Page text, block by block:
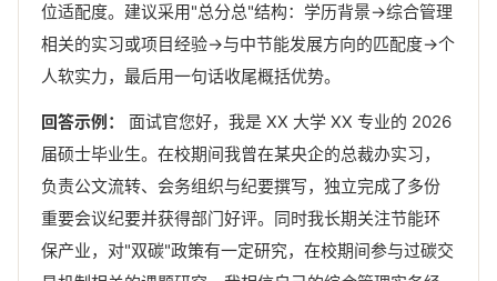
位适配度。建议采用"总分总"结构：学历背景→综合管理
相关的实习或项目经验→与中节能发展方向的匹配度→个
人软实力，最后用一句话收尾概括优势。
回答示例：
面试官您好，我是 XX 大学 XX 专业的 2026
届硕士毕业生。在校期间我曾在某央企的总裁办实习，
负责公文流转、会务组织与纪要撰写，独立完成了多份
重要会议纪要并获得部门好评。同时我长期关注节能环
保产业，对"双碳"政策有一定研究，在校期间参与过碳交